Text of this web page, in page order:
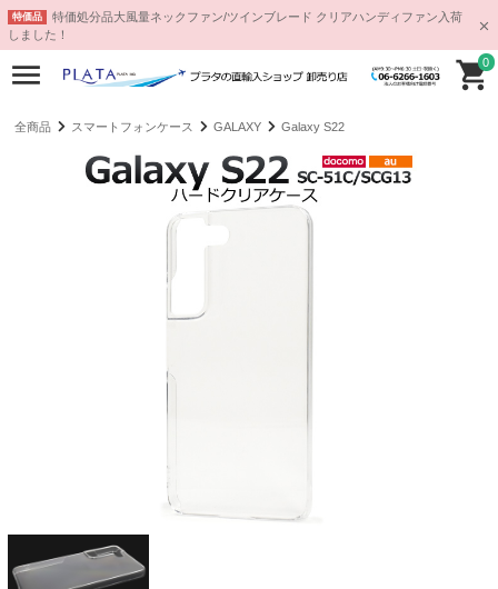
特価品
特価処分品大風量ネックファン/ツインブレード クリアハンディファン入荷
しました！
0
全商品 スマートフォンケース GALAXY Galaxy S22